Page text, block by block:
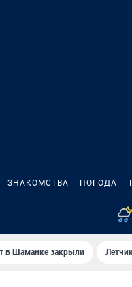
ЗНАКОМСТВА ПОГОДА
в Шаманке закрыли